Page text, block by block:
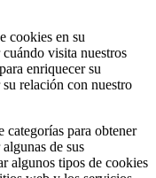
cookies en su
visita nuestros
enriquecer su
relación con nuestro
categorías para obtener
de sus
algunos tipos de cookies